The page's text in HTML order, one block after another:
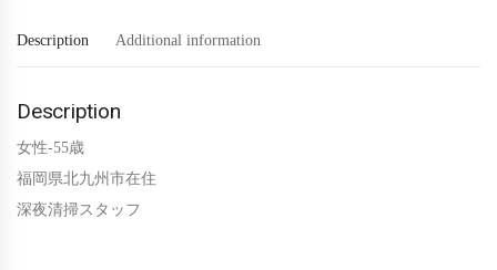
Description Additional information
Description
女性-55歳
福岡県北九州市在住
深夜清掃スタッフ